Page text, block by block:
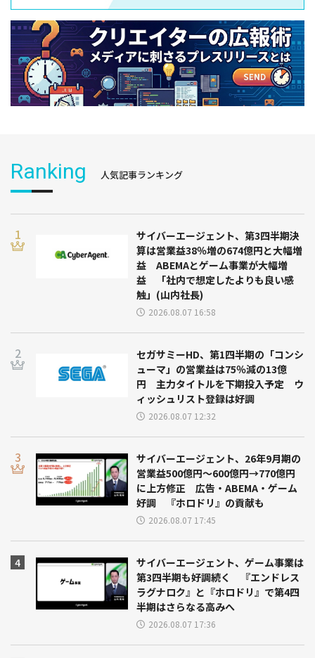
Ranking 人気記事ランキング
サイバーエージェント、第3四半期決
算は営業益38％増の674億円と大幅増
益 ABEMAとゲーム事業が大幅増
益 「社内で想定したよりも良い感
触」(山内社長)
2026.08.07 16:58
セガサミーHD、第1四半期の「コンシ
ューマ」の営業益は75％減の13億
円 主力タイトルを下期投入予定 ウ
ィッシュリスト登録は好調
2026.08.07 12:32
サイバーエージェント、26年9月期の
営業益500億円～600億円→770億円
に上方修正 広告・ABEMA・ゲーム
好調 『ホロドリ』の貢献も
2026.08.07 17:45
サイバーエージェント、ゲーム事業は
第3四半期も好調続く 『エンドレス
ラグナロク』と『ホロドリ』で第4四
半期はさらなる高みへ
2026.08.07 17:36